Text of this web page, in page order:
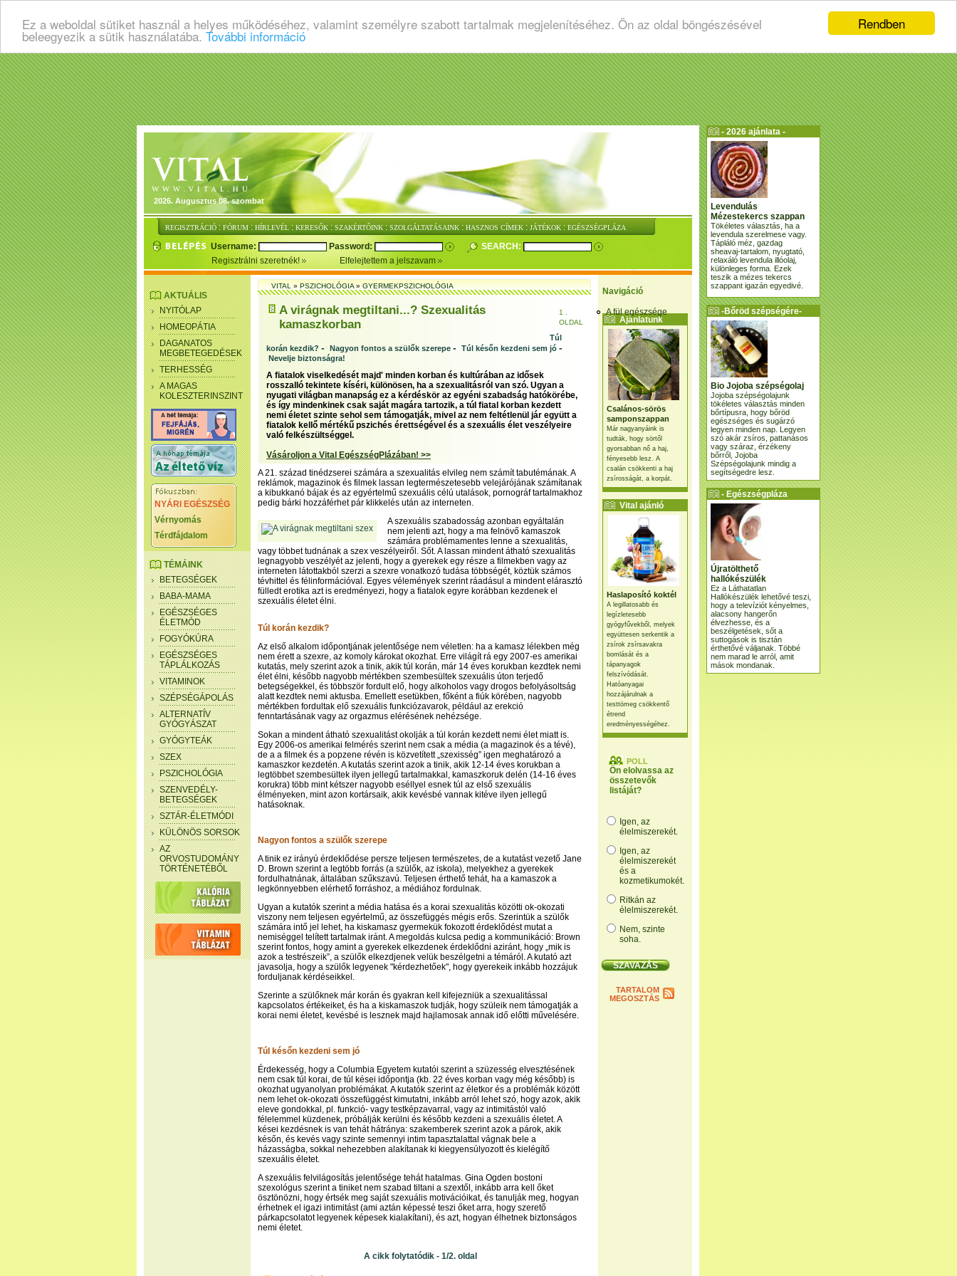
Rendben
Ez a weboldal sütiket használ a helyes működéséhez, valamint személyre szabott tartalmak megjelenítéséhez. Ön az oldal böngészésével
beleegyezik a sütik használatába. További információ
2026. Augusztus 08. szombat
REGISZTRÁCIÓ : FÓRUM : HÍRLEVÉL : KERESŐK : SZAKÉRTŐINK : SZOLGÁLTATÁSAINK : HASZNOS CÍMEK : JÁTÉKOK : EGÉSZSÉGPLÁZA
Username: Password:
SEARCH:
Regisztrálni szeretnék!
Elfelejtettem a jelszavam
Navigáció
A fül egészsége
Ajánlatunk
Csalános-sörös
samponszappan
Már nagyanyáink is
tudták, hogy sörtől
gyorsabban nő a haj,
fényesebb lesz. A
csalán csökkenti a haj
zsírosságát, a korpát.
Vital ajánló
Haslaposító koktél
A legillatosabb és
legízletesebb
gyógyfűvekből, melyek
együttesen serkentik a
zsírok zsírsavakra
bomlását és a
tápanyagok
felszívódását.
Hatóanyagai
hozzájárulnak a
testtömeg csökkentő
étrend
eredményességéhez.
POLL
Ön elolvassa az
összetevők
listáját?
Igen, az
élelmiszerekét.
Igen, az
élelmiszerekét
és a
kozmetikumokét.
Ritkán az
élelmiszerekét.
Nem, szinte
soha.
TARTALOM
MEGOSZTÁS
AKTUÁLIS
NYITÓLAP
HOMEOPÁTIA
DAGANATOS
MEGBETEGEDÉSEK
TERHESSÉG
A MAGAS
KOLESZTERINSZINT
NYÁRI EGÉSZSÉG
Vérnyomás
Térdfájdalom
TÉMÁINK
BETEGSÉGEK
BABA-MAMA
EGÉSZSÉGES
ÉLETMÓD
FOGYÓKÚRA
EGÉSZSÉGES
TÁPLÁLKOZÁS
VITAMINOK
SZÉPSÉGÁPOLÁS
ALTERNATÍV
GYÓGYÁSZAT
GYÓGYTEÁK
SZEX
PSZICHOLÓGIA
SZENVEDÉLY-
BETEGSÉGEK
SZTÁR-ÉLETMÓDI
KÜLÖNÖS SORSOK
AZ
ORVOSTUDOMÁNY
TÖRTÉNETÉBŐL
VITAL»PSZICHOLÓGIA»GYERMEKPSZICHOLÓGIA
A virágnak megtiltani...? Szexualitás
kamaszkorban
1 .
OLDAL
Túl
korán kezdik? - Nagyon fontos a szülők szerepe - Túl későn kezdeni sem jó -
Nevelje biztonságra!
A fiatalok viselkedését majd' minden korban és kultúrában az idősek
rosszalló tekintete kíséri, különösen, ha a szexualitásról van szó. Ugyan a
nyugati világban manapság ez a kérdéskör az egyéni szabadság hatókörébe,
és így mindenkinek csak saját magára tartozik, a túl fiatal korban kezdett
nemi életet szinte sehol sem támogatják, mivel az nem feltétlenül jár együtt a
fiatalok kellő mértékű pszichés érettségével és a szexuális élet veszélyeire
való felkészültséggel.
Vásároljon a Vital EgészségPlázában! >>
A 21. század tinédzserei számára a szexualitás elvileg nem számít tabutémának. A
reklámok, magazinok és filmek lassan legtermészetesebb velejárójának számítanak
a kibukkanó bájak és az egyértelmű szexuális célú utalások, pornográf tartalmakhoz
pedig bárki hozzáférhet pár klikkelés után az interneten.
A szexuális szabadosság azonban egyáltalán
nem jelenti azt, hogy a ma felnövő kamaszok
számára problémamentes lenne a szexualitás,
vagy többet tudnának a szex veszélyeiről. Sőt. A lassan mindent átható szexualitás
legnagyobb veszélyét az jelenti, hogy a gyerekek egy része a filmekben vagy az
interneten látottakból szerzi a szexre vonatkozó tudása többségét, köztük számos
tévhittel és félinformációval. Egyes vélemények szerint ráadásul a mindent elárasztó
fülledt erotika azt is eredményezi, hogy a fiatalok egyre korábban kezdenek el
szexuális életet élni.
Túl korán kezdik?
Az első alkalom időpontjának jelentősége nem véletlen: ha a kamasz lélekben még
nem érett a szexre, az komoly károkat okozhat. Erre világít rá egy 2007-es amerikai
kutatás, mely szerint azok a tinik, akik túl korán, már 14 éves korukban kezdtek nemi
élet élni, később nagyobb mértékben szembesültek szexuális úton terjedő
betegségekkel, és többször fordult elő, hogy alkoholos vagy drogos befolyásoltság
alatt kezdtek nemi aktusba. Emellett esetükben, főként a fiúk körében, nagyobb
mértékben fordultak elő szexuális funkciózavarok, például az erekció
fenntartásának vagy az orgazmus elérésének nehézsége.
Sokan a mindent átható szexualitást okolják a túl korán kezdett nemi élet miatt is.
Egy 2006-os amerikai felmérés szerint nem csak a média (a magazinok és a tévé),
de a a filmek és a popzene révén is közvetített „szexisség” igen meghatározó a
kamaszkor kezdetén. A kutatás szerint azok a tinik, akik 12-14 éves korukban a
legtöbbet szembesültek ilyen jellegű tartalmakkal, kamaszkoruk delén (14-16 éves
korukra) több mint kétszer nagyobb eséllyel esnek túl az első szexuális
élményeken, mint azon kortársaik, akik kevésbé vannak kitéve ilyen jellegű
hatásoknak.
Nagyon fontos a szülők szerepe
A tinik ez irányú érdeklődése persze teljesen természetes, de a kutatást vezető Jane
D. Brown szerint a legtöbb forrás (a szülők, az iskola), melyekhez a gyerekek
fordulhatnának, általában szűkszavú. Teljesen érthető tehát, ha a kamaszok a
legkönnyebben elérhető forráshoz, a médiához fordulnak.
Ugyan a kutatók szerint a média hatása és a korai szexualitás közötti ok-okozati
viszony nem teljesen egyértelmű, az összefüggés mégis erős. Szerintük a szülők
számára intő jel lehet, ha kiskamasz gyermekük fokozott érdeklődést mutat a
nemiséggel telített tartalmak iránt. A megoldás kulcsa pedig a kommunikáció: Brown
szerint fontos, hogy amint a gyerekek elkezdenek érdeklődni aziránt, hogy „mik is
azok a testrészeik”, a szülők elkezdjenek velük beszélgetni a témáról. A kutató azt
javasolja, hogy a szülők legyenek "kérdezhetőek", hogy gyerekeik inkább hozzájuk
forduljanak kérdéseikkel.
Szerinte a szülőknek már korán és gyakran kell kifejezniük a szexualitással
kapcsolatos értékeiket, és ha a kiskamaszok tudják, hogy szüleik nem támogatják a
korai nemi életet, kevésbé is lesznek majd hajlamosak annak idő előtti művelésére.
Túl későn kezdeni sem jó
Érdekesség, hogy a Columbia Egyetem kutatói szerint a szüzesség elvesztésének
nem csak túl korai, de túl kései időpontja (kb. 22 éves korban vagy még később) is
okozhat ugyanolyan problémákat. A kutatók szerint az életkor és a problémák között
nem lehet ok-okozati összefüggést kimutatni, inkább arról lehet szó, hogy azok, akik
eleve gondokkal, pl. funkció- vagy testképzavarral, vagy az intimitástól való
félelemmel küzdenek, próbálják kerülni és később kezdeni a szexuális életet. A
kései kezdésnek is van tehát hátránya: szakemberek szerint azok a párok, akik
későn, és kevés vagy szinte semennyi intim tapasztalattal vágnak bele a
házasságba, sokkal nehezebben alakítanak ki kiegyensúlyozott és kielégítő
szexuális életet.
A szexuális felvilágosítás jelentősége tehát hatalmas. Gina Ogden bostoni
szexológus szerint a tiniket nem szabad tiltani a szextől, inkább arra kell őket
ösztönözni, hogy értsék meg saját szexuális motivációikat, és tanulják meg, hogyan
érhetnek el igazi intimitást (ami aztán képessé teszi őket arra, hogy szerető
párkapcsolatot legyenek képesek kialakítani), és azt, hogyan élhetnek biztonságos
nemi életet.
A cikk folytatódik - 1/2. oldal
- 2026 ajánlata -
Levendulás
Mézestekercs szappan
Tökéletes választás, ha a
levendula szerelmese vagy.
Tápláló méz, gazdag
sheavaj-tartalom, nyugtató,
relaxáló levendula illóolaj,
különleges forma. Ezek
teszik a mézes tekercs
szappant igazán egyedivé.
-Bőröd szépségére-
Bio Jojoba szépségolaj
Jojoba szépségolajunk
tökéletes választás minden
bőrtípusra, hogy bőröd
egészséges és sugárzó
legyen minden nap. Legyen
szó akár zsíros, pattanásos
vagy száraz, érzékeny
bőrről, Jojoba
Szépségolajunk mindig a
segítségedre lesz.
- Egészségpláza
ajánlatunk -
Újratölthető
hallókészülék
Ez a Láthatatlan
Hallókészülék lehetővé teszi,
hogy a televíziót kényelmes,
alacsony hangerőn
élvezhesse, és a
beszélgetések, sőt a
suttogások is tisztán
érthetővé váljanak. Többé
nem marad le arról, amit
mások mondanak.